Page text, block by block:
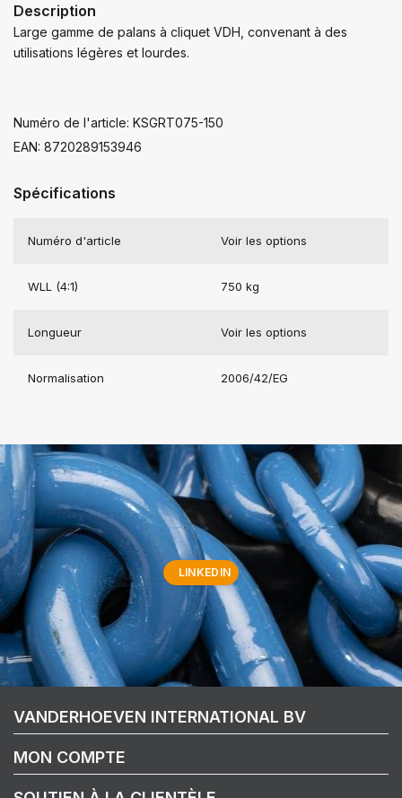
Description
Large gamme de palans à cliquet VDH, convenant à des
utilisations légères et lourdes.
Numéro de l'article: KSGRT075-150
EAN: 8720289153946
Spécifications
Numéro d'article Voir les options
WLL (4:1) 750 kg
Longueur Voir les options
Normalisation 2006/42/EG
LINKEDIN
VANDERHOEVEN INTERNATIONAL BV
MON COMPTE